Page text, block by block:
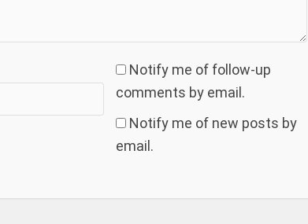
Notify me of follow-up
comments by email.
Notify me of new posts by
email.